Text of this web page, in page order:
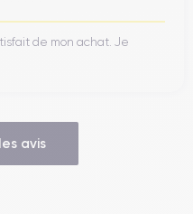
de mon achat. Je
avis